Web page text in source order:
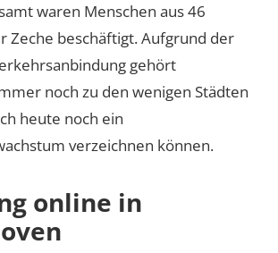
waren Menschen aus 46
Zeche beschäftigt. Aufgrund der
gehört
noch zu den wenigen Städten
heute noch ein
verzeichnen können.
online in